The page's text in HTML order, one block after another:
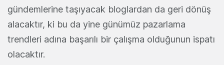
gündemlerine taşıyacak bloglardan da geri dönüş
alacaktır, ki bu da yine günümüz pazarlama
trendleri adına başarılı bir çalışma olduğunun ispatı
olacaktır.